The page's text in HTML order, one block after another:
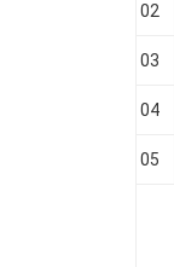
02
03
04
05